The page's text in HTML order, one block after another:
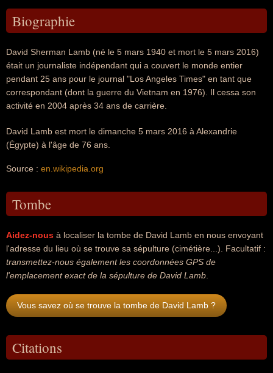
Biographie
David Sherman Lamb (né le 5 mars 1940 et mort le 5 mars 2016)
était un journaliste indépendant qui a couvert le monde entier
pendant 25 ans pour le journal "Los Angeles Times" en tant que
correspondant (dont la guerre du Vietnam en 1976). Il cessa son
activité en 2004 après 34 ans de carrière.
David Lamb est mort le dimanche 5 mars 2016 à Alexandrie
(Égypte) à l'âge de 76 ans.
Source : en.wikipedia.org
Tombe
Aidez-nous à localiser la tombe de David Lamb en nous envoyant
l'adresse du lieu où se trouve sa sépulture (cimétière...). Facultatif :
transmettez-nous également les coordonnées GPS de
l'emplacement exact de la sépulture de David Lamb
Vous savez où se trouve la tombe de David Lamb ?
Citations